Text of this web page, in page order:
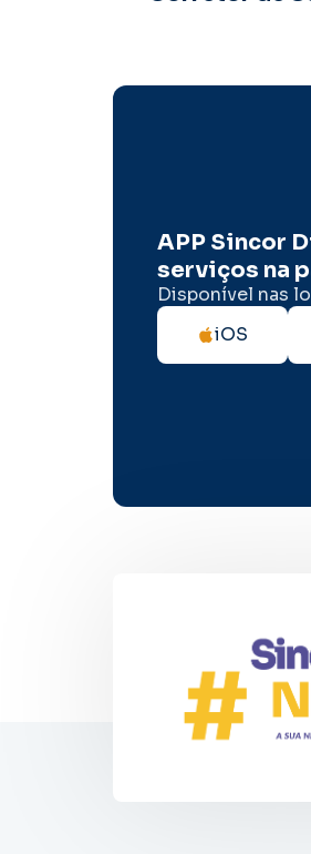
APP Sincor
serviços na
Disponível nas
iOS